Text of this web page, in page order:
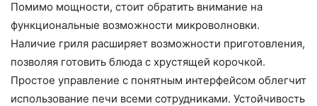
Помимо мощности, стоит обратить внимание на
функциональные возможности микроволновки.
Наличие гриля расширяет возможности приготовления,
позволяя готовить блюда с хрустящей корочкой.
Простое управление с понятным интерфейсом облегчит
использование печи всеми сотрудниками. Устойчивость